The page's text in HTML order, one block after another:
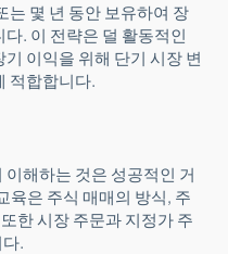
는 몇 년 동안 보유하여 장
. 이 전략은 덜 활동적인
이익을 위해 단기 시장 변
적합합니다.
해하는 것은 성공적인 거
육은 주식 매매의 방식, 주
한 시장 주문과 지정가 주
.